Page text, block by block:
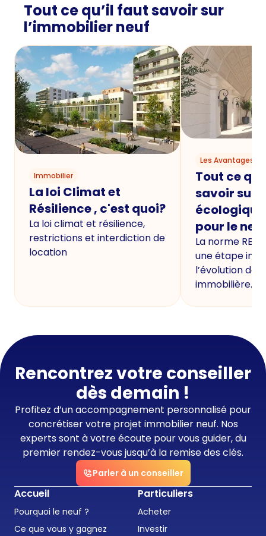
Tout ce qu’il faut savoir sur
l’immobilier neuf
Immobilier
La loi Climat et
Résilience , c'est quoi?
La loi climat et résilience,
restrictions et interdiction de
location
Les Avantages
Tout ce
savoir sur
écologique
pour le
La norme
une étape
l’évolution de
immobilière.
Rencontrez votre conseiller
dès demain !
Profitez d’un accompagnement personnalisé pour
concrétiser votre projet immobilier neuf. Nos
experts sont à votre écoute pour vous guider, du
premier rendez-vous jusqu’à la remise des clés.
Parler à un conseiller
Accueil
Pourquoi le neuf ?
Ce que vous y gagnez
Particuliers
Acheter
Investir